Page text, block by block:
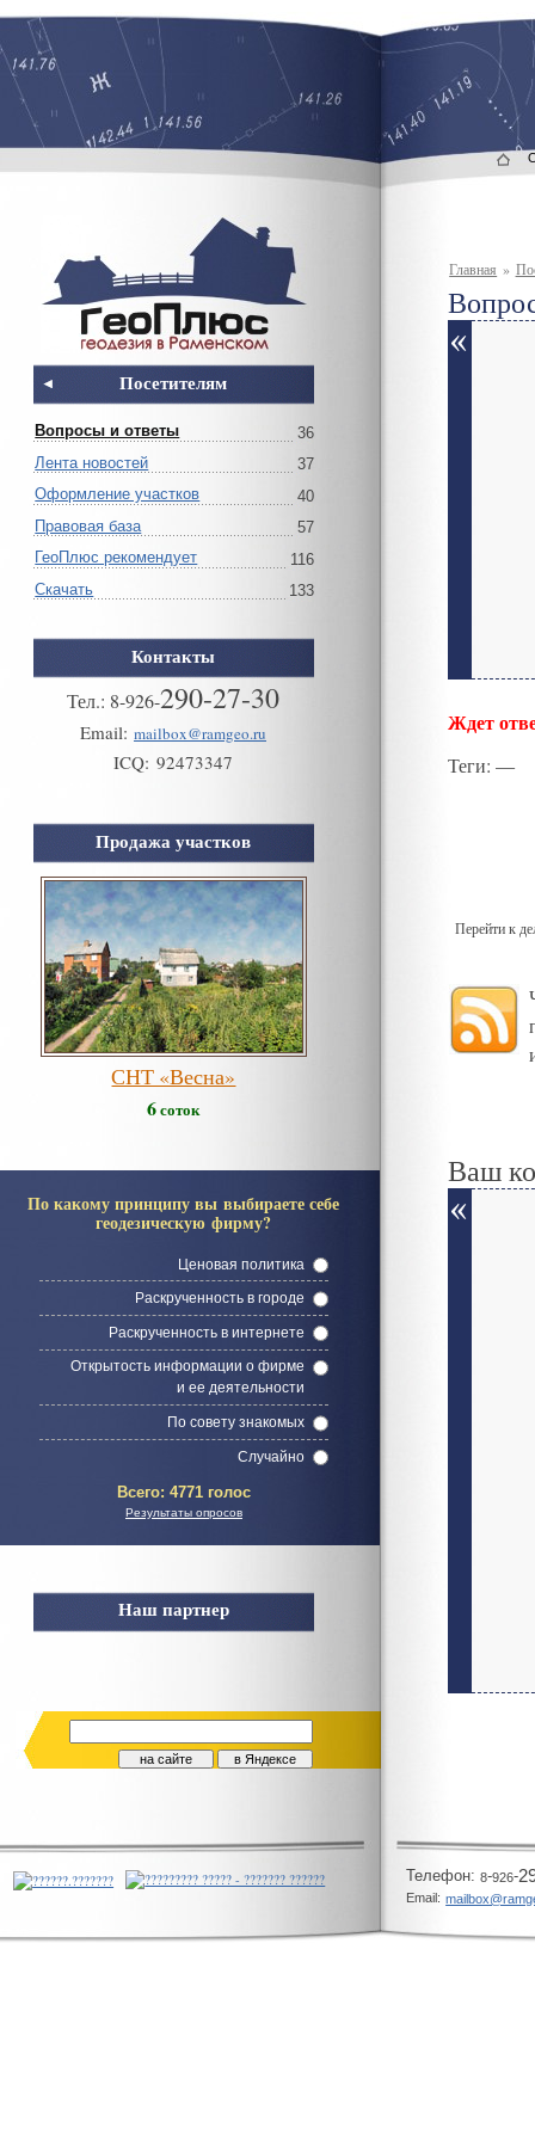
Посетителям
Вопросы и ответы
36
Лента новостей
37
Оформление участков
40
Правовая база
57
ГеоПлюс рекомендует
116
Скачать
133
Контакты
Тел.: 8-926-290-27-30
Email: mailbox@ramgeo.ru
ICQ: 92473347
Продажа участков
СНТ «Весна»
6соток
По какому принципу вы выбираете себе
геодезическую фирму?
Ценовая политика
Раскрученность в городе
Раскрученность в интернете
Открытость информации о фирме
и ее деятельности
По совету знакомых
Случайно
Всего: 4771 голос
Результаты опросов
Наш партнер
Главная »
Ждет
Теги: —
Перейти к
Ваш
Телeфон: 8-926-
Email: